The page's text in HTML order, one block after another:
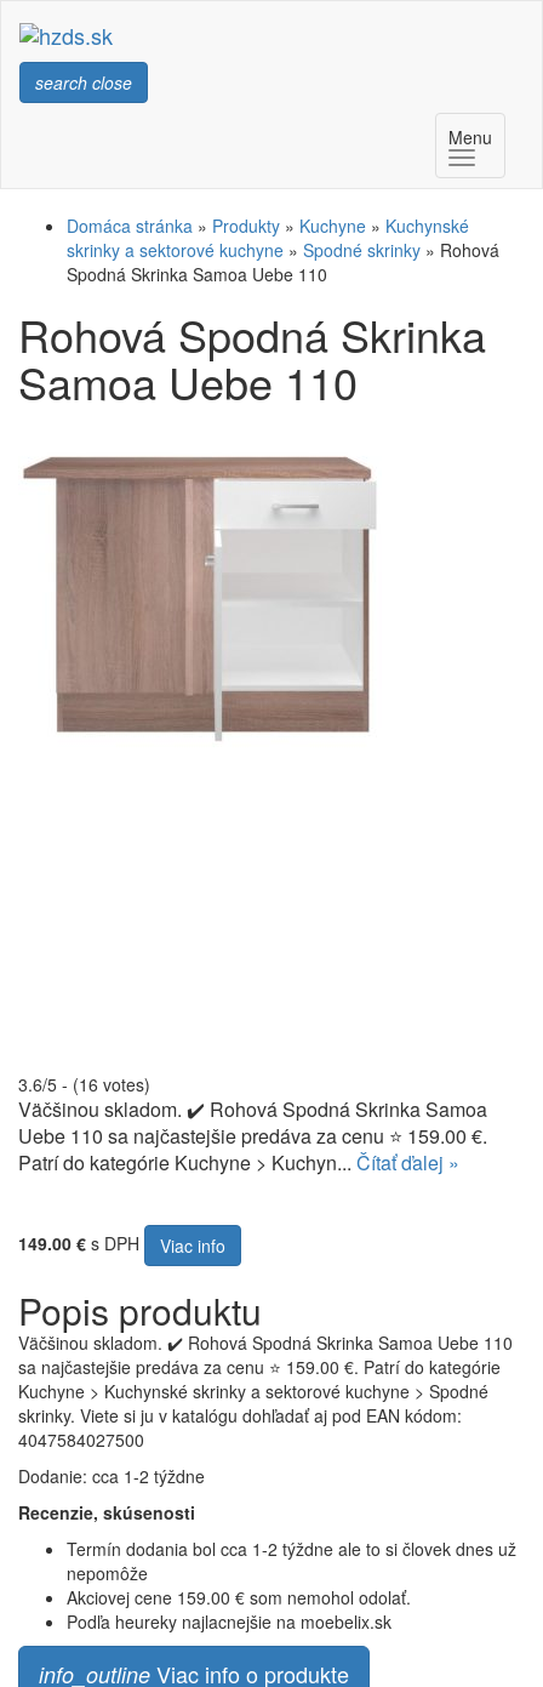
search close
Menu
Domáca stránka » Produkty » Kuchyne » Kuchynské
skrinky a sektorové kuchyne » Spodné skrinky » Rohová
Spodná Skrinka Samoa Uebe 110
Rohová Spodná Skrinka
Samoa Uebe 110
3.6/5 - (16 votes)
Väčšinou skladom. ✔️ Rohová Spodná Skrinka Samoa
Uebe 110 sa najčastejšie predáva za cenu ⭐ 159.00 €.
Patrí do kategórie Kuchyne > Kuchyn... Čítať ďalej »
149.00 € s DPH Viac info
Popis produktu
Väčšinou skladom. ✔️ Rohová Spodná Skrinka Samoa Uebe 110
sa najčastejšie predáva za cenu ⭐ 159.00 €. Patrí do kategórie
Kuchyne > Kuchynské skrinky a sektorové kuchyne > Spodné
skrinky. Viete si ju v katalógu dohľadať aj pod EAN kódom:
4047584027500
Dodanie: cca 1-2 týždne
Recenzie, skúsenosti
Termín dodania bol cca 1-2 týždne ale to si človek dnes už
nepomôže
Akciovej cene 159.00 € som nemohol odolať.
Podľa heureky najlacnejšie na moebelix.sk
info_outline Viac info o produkte